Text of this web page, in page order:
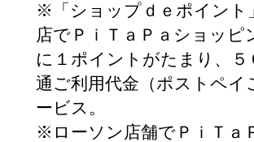
※「ショップｄｅポイント
店でＰｉＴａＰａショッ
に１ポイントがたまり、
通ご利用代金（ポストペイ
ービス。
※ローソン店舗でＰｉＴａ